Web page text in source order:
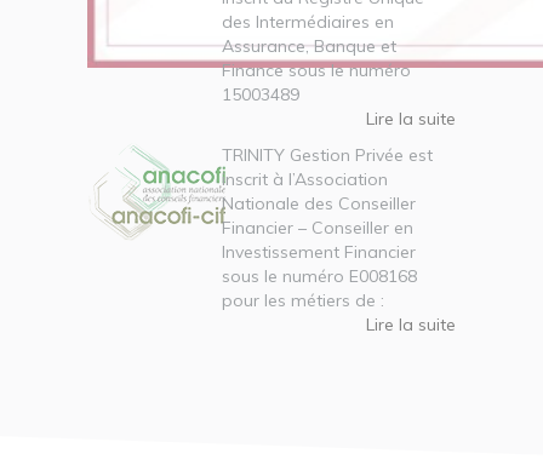
des Intermédiaires en
Assurance, Banque et
Finance sous le numéro
15003489
Lire la suite
TRINITY Gestion Privée est
inscrit à l’Association
Nationale des Conseiller
Financier – Conseiller en
Investissement Financier
sous le numéro E008168
pour les métiers de :
Lire la suite